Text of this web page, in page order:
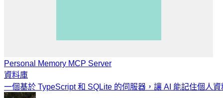
Personal Memory MCP Server
資料庫
一個基於 TypeScript 和 SQLite 的伺服器，讓 AI 能記住個人